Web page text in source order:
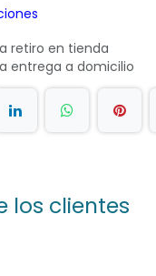
retiro en tienda
entrega a domicilio
los clientes